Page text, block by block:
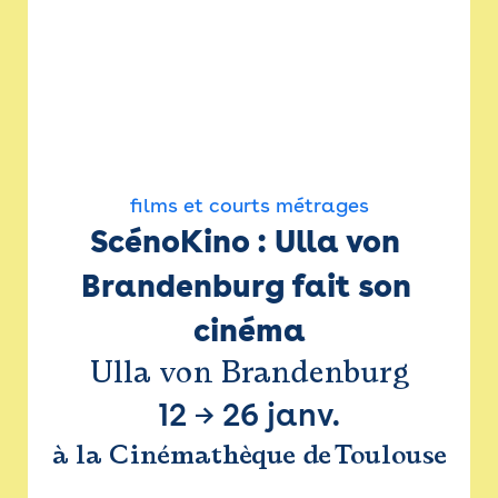
films et courts métrages
ScénoKino : Ulla von
Brandenburg fait son
cinéma
Ulla von Brandenburg
12 → 26 janv.
à la Cinémathèque de Toulouse